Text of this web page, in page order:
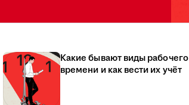
Какие бывают виды рабочего
времени и как вести их учёт